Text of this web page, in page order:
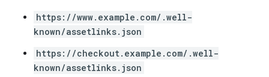
https://www.example.com/.well-
known/assetlinks.json
https://checkout.example.com/.well-
known/assetlinks.json